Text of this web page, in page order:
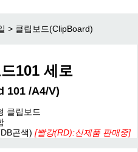
> 클립보드(ClipBoard)
101 세로
101 /A4/V)
클립보드
곤색) [빨강(RD):신제품 판매중]